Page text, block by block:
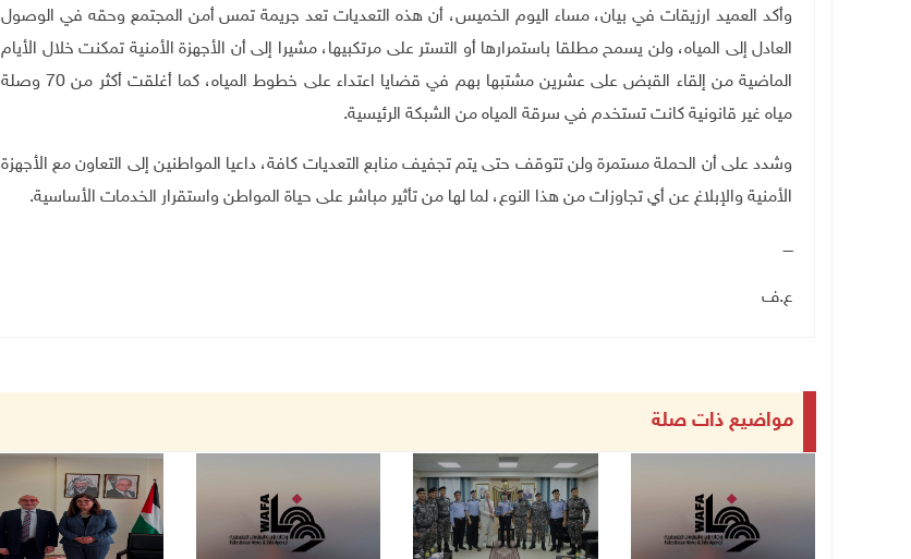
وأكد العميد ارزيقات في بيان، مساء اليوم الخميس، أن هذه التعديات تعد جريمة تمس أمن المجتمع وحقه في الوصول
العادل إلى المياه، ولن يسمح مطلقا باستمرارها أو التستر على مرتكبيها، مشيرا إلى أن الأجهزة الأمنية تمكنت خلال الأيام
الماضية من إلقاء القبض على عشرين مشتبها بهم في قضايا اعتداء على خطوط المياه، كما أغلقت أكثر من 70 وصلة
مياه غير قانونية كانت تستخدم في سرقة المياه من الشبكة الرئيسية.
وشدد على أن الحملة مستمرة ولن تتوقف حتى يتم تجفيف منابع التعديات كافة، داعيا المواطنين إلى التعاون مع الأجهزة
الأمنية والإبلاغ عن أي تجاوزات من هذا النوع، لما لها من تأثير مباشر على حياة المواطن واستقرار الخدمات الأساسية.
ــــ
ع.ف
مواضيع ذات صلة